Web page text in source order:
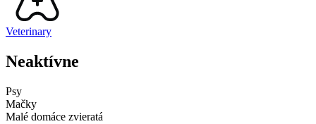
Veterinary
Neaktívne
Psy
Mačky
Malé domáce zvieratá